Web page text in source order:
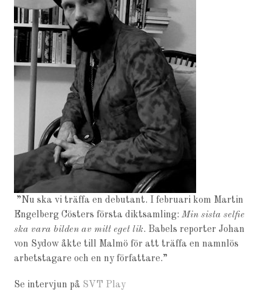
”Nu ska vi träffa en debutant. I februari kom Martin
Engelberg Cösters första diktsamling:Min sista selfie
ska vara bilden av mitt eget lik. Babels reporter Johan
von Sydow åkte till Malmö för att träffa en namnlös
arbetstagare och en ny författare.”
Se intervjun på SVT Play